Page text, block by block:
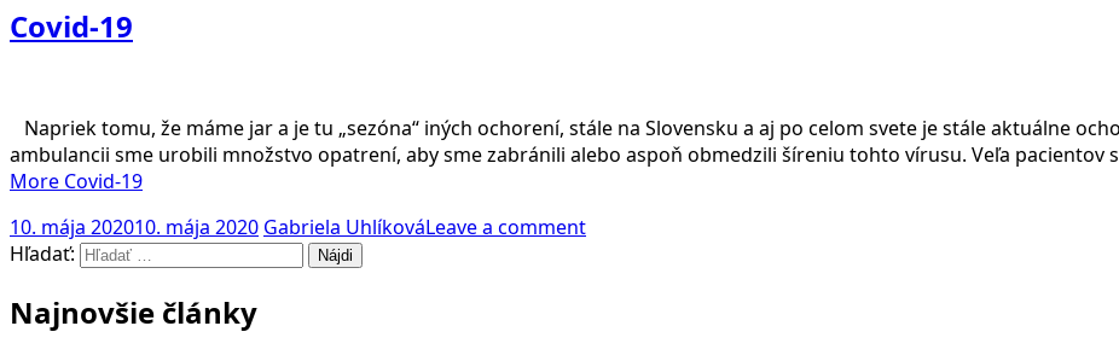
Covid-19
Napriek tomu, že máme jar a je tu „sezóna“ iných ochorení, stále na Slovensku a aj po celom svete je stále aktuálne
ambulancii sme urobili množstvo opatrení, aby sme zabránili alebo aspoň obmedzili šíreniu tohto vírusu. Veľa
More Covid-19
10. mája 202010. mája 2020 Gabriela UhlíkováLeave a comment
Hľadať:
Najnovšie články